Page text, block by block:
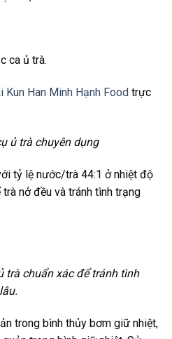
ca ủ trà.
Kun Han Minh Hạnh Food trực
ủ trà chuyên dụng
tỷ lệ nước/trà 44:1 ở nhiệt độ
nở đều và tránh tình trạng
trà chuẩn xác để tránh tình
trong bình thủy bơm giữ nhiệt,